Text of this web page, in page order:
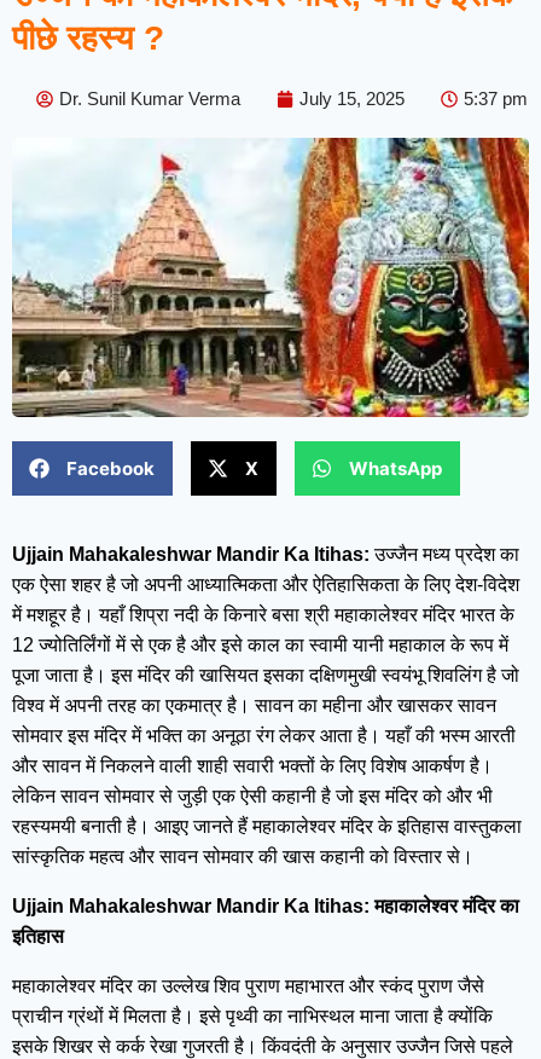
पीछे रहस्य ?
Dr. Sunil Kumar Verma July 15, 2025 5:37 pm
Facebook X WhatsApp
Ujjain Mahakaleshwar Mandir Ka Itihas: उज्जैन मध्य प्रदेश का
एक ऐसा शहर है जो अपनी आध्यात्मिकता और ऐतिहासिकता के लिए देश-विदेश
में मशहूर है। यहाँ शिप्रा नदी के किनारे बसा श्री महाकालेश्वर मंदिर भारत के
12 ज्योतिर्लिंगों में से एक है और इसे काल का स्वामी यानी महाकाल के रूप में
पूजा जाता है। इस मंदिर की खासियत इसका दक्षिणमुखी स्वयंभू शिवलिंग है जो
विश्व में अपनी तरह का एकमात्र है। सावन का महीना और खासकर सावन
सोमवार इस मंदिर में भक्ति का अनूठा रंग लेकर आता है। यहाँ की भस्म आरती
और सावन में निकलने वाली शाही सवारी भक्तों के लिए विशेष आकर्षण है।
लेकिन सावन सोमवार से जुड़ी एक ऐसी कहानी है जो इस मंदिर को और भी
रहस्यमयी बनाती है। आइए जानते हैं महाकालेश्वर मंदिर के इतिहास वास्तुकला
सांस्कृतिक महत्व और सावन सोमवार की खास कहानी को विस्तार से।
Ujjain Mahakaleshwar Mandir Ka Itihas: महाकालेश्वर मंदिर का
इतिहास
महाकालेश्वर मंदिर का उल्लेख शिव पुराण महाभारत और स्कंद पुराण जैसे
प्राचीन ग्रंथों में मिलता है। इसे पृथ्वी का नाभिस्थल माना जाता है क्योंकि
इसके शिखर से कर्क रेखा गुजरती है। किंवदंती के अनुसार उज्जैन जिसे पहले